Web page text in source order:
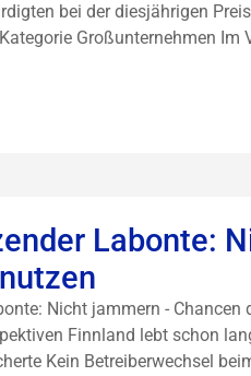
bei der diesjährigen
Großunternehmen Im
Labonte:
Nicht jammern -
Finnland lebt schon
Kein Betreiberwechsel